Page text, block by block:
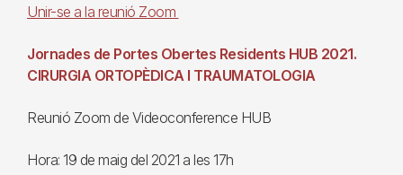
Unir-se a la reunió Zoom
Jornades de Portes Obertes Residents HUB 2021.
CIRURGIA ORTOPÈDICA I TRAUMATOLOGIA
Reunió Zoom de Videoconference HUB
Hora: 19 de maig del 2021 a les 17h